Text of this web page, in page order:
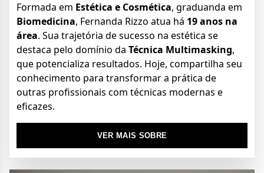
Formada em Estética e Cosmética, graduanda em
Biomedicina, Fernanda Rizzo atua há 19 anos na
área. Sua trajetória de sucesso na estética se
destaca pelo domínio da Técnica Multimasking,
que potencializa resultados. Hoje, compartilha seu
conhecimento para transformar a prática de
outras profissionais com técnicas modernas e
eficazes.
VER MAIS SOBRE